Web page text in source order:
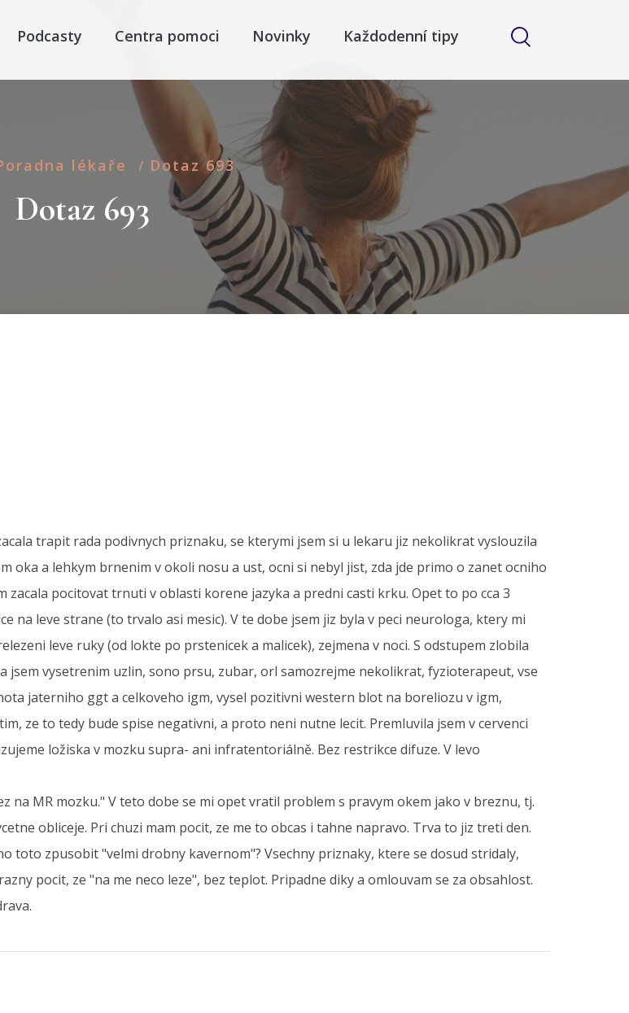
Podcasty Centra pomoci Novinky Každodenní tipy
lékaře / Dotaz 693
Dotaz 693
trapit rada podivnych priznaku, se kterymi jsem si u lekaru jiz nekolikrat vyslouzila
oka a lehkym brnenim v okoli nosu a ust, ocni si nebyl jist, zda jde primo o zanet ocniho
pocitovat trnuti v oblasti korene jazyka a predni casti krku. Opet to po cca 3
na leve strane (to trvalo asi mesic). V te dobe jsem jiz byla v peci neurologa, ktery mi
leve ruky (od lokte po prstenicek a malicek), zejmena v noci. S odstupem zlobila
vysetrenim uzlin, sono prsu, zubar, orl samozrejme nekolikrat, fyzioterapeut, vse
jaterniho ggt a celkoveho igm, vysel pozitivni western blot na boreliozu v igm,
ze to tedy bude spise negativni, a proto neni nutne lecit. Premluvila jsem v cervenci
ložiska v mozku supra- ani infratentoriálně. Bez restrikce difuze. V levo
na MR mozku." V teto dobe se mi opet vratil problem s pravym okem jako v breznu, tj.
obliceje. Pri chuzi mam pocit, ze me to obcas i tahne napravo. Trva to jiz treti den.
toto zpusobit "velmi drobny kavernom"? Vsechny priznaky, ktere se dosud stridaly,
pocit, ze "na me neco leze", bez teplot. Pripadne diky a omlouvam se za obsahlost.